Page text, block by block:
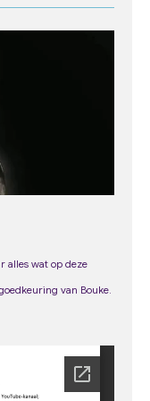
u
alles wat op deze
van Bouke.